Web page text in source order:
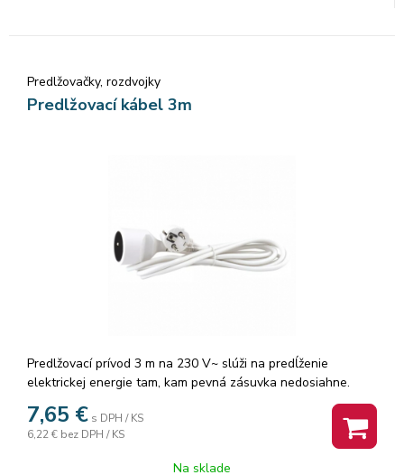
Predlžovačky, rozdvojky
Predlžovací kábel 3m
Predlžovací prívod 3 m na 230 V~ slúži na predĺženie
elektrickej energie tam, kam pevná zásuvka nedosiahne.
7,65 € s DPH / KS
6,22 € bez DPH / KS
Na sklade